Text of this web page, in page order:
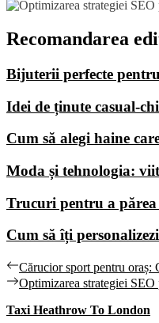
Recomandarea
Bijuterii perfecte
Idei de ținute casual-
Cum să alegi haine
Moda și tehnologia:
Trucuri pentru a
Cum să îți
Navigare
în
articole
Previous
post:
Cărucior sport pentru oraș:
Next
Optimizarea strategiei
Taxi Heathrow To London